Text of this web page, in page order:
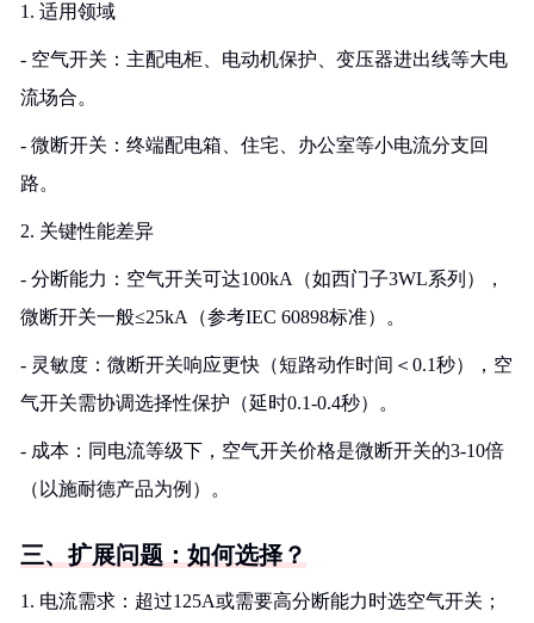
1. 适用领域
- 空气开关：主配电柜、电动机保护、变压器进出线等大电
流场合。
- 微断开关：终端配电箱、住宅、办公室等小电流分支回
路。
2. 关键性能差异
- 分断能力：空气开关可达100kA（如西门子3WL系列），
微断开关一般≤25kA（参考IEC 60898标准）。
- 灵敏度：微断开关响应更快（短路动作时间＜0.1秒），空
气开关需协调选择性保护（延时0.1-0.4秒）。
- 成本：同电流等级下，空气开关价格是微断开关的3-10倍
（以施耐德产品为例）。
三、扩展问题：如何选择？
1. 电流需求：超过125A或需要高分断能力时选空气开关；